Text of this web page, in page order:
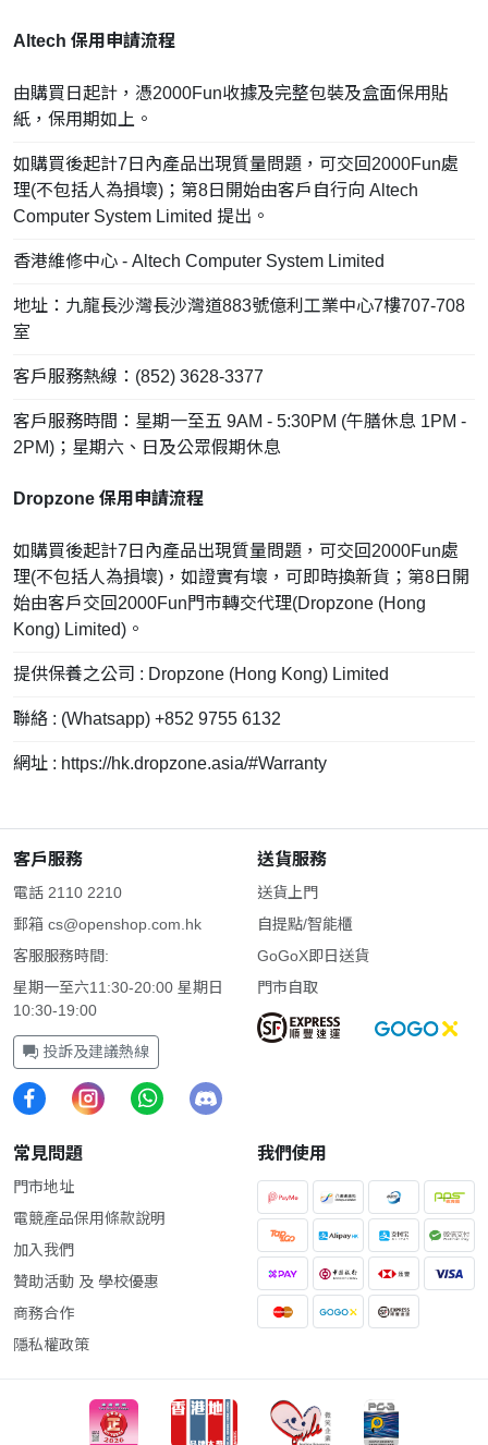
Altech 保用申請流程
由購買日起計，憑2000Fun收據及完整包裝及盒面保用貼
紙，保用期如上。
如購買後起計7日內產品出現質量問題，可交回2000Fun處
理(不包括人為損壞)；第8日開始由客戶自行向 Altech
Computer System Limited 提出。
香港維修中心 - Altech Computer System Limited
地址：九龍長沙灣長沙灣道883號億利工業中心7樓707-708
室
客戶服務熱線：(852) 3628-3377
客戶服務時間：星期一至五 9AM - 5:30PM (午膳休息 1PM -
2PM)；星期六、日及公眾假期休息
Dropzone 保用申請流程
如購買後起計7日內產品出現質量問題，可交回2000Fun處
理(不包括人為損壞)，如證實有壞，可即時換新貨；第8日開
始由客戶交回2000Fun門市轉交代理(Dropzone (Hong
Kong) Limited)。
提供保養之公司 : Dropzone (Hong Kong) Limited
聯絡 : (Whatsapp) +852 9755 6132
網址 : https://hk.dropzone.asia/#Warranty
客戶服務
電話 2110 2210
郵箱 cs@openshop.com.hk
客服服務時間:
星期一至六11:30-20:00 星期日
10:30-19:00
投訴及建議熱線
送貨服務
送貨上門
自提點/智能櫃
GoGoX即日送貨
門市自取
常見問題
門市地址
電競產品保用條款說明
加入我們
贊助活動 及 學校優惠
商務合作
隱私權政策
我們使用